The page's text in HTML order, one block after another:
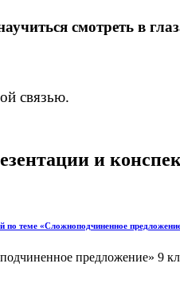
смотреть в
связью.
и
по теме «Сложноподчиненное
предложение» 9